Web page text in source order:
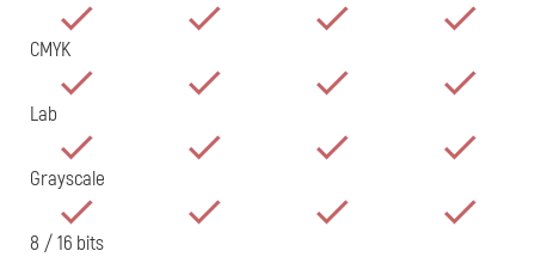
CMYK
Lab
Grayscale
8 / 16 bits